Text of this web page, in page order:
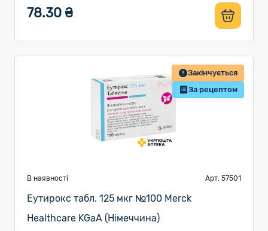
78.30 ₴
Закінчується
За рецептом
В наявності Арт. 57501
Еутирокс табл. 125 мкг №100 Merck
Healthcare KGaA (Німеччина)